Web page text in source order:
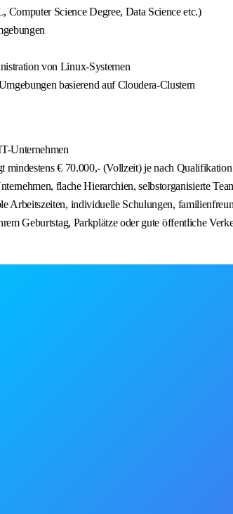
Science Degree, Data Science etc.)
von Linux-Systemen
basierend auf Cloudera-Clustern
Unternehmen
mindestens € 70.000,- (Vollzeit) je nach
flache Hierarchien, selbstorganisierte
Arbeitszeiten, individuelle Schulungen,
Geburtstag, Parkplätze oder gute öffentliche